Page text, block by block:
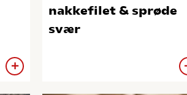
nakkefilet & sprøde
svær